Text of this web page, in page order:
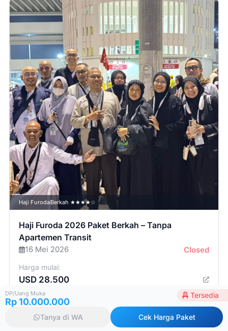
Haji FurodaBerkah ★★★★☆
Haji Furoda 2026 Paket Berkah – Tanpa
Apartemen Transit
16 Mei 2026 Closed
Harga mulai:
USD 28.500
Lihat semua paket
DP/Uang Muka
Rp 10.000.000
Tersedia
Tanya di WA Cek Harga Paket